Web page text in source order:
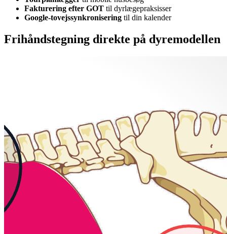
Fakturering efter GOT til dyrlægepraksisser
Google-tovejssynkronisering til din kalender
Frihåndstegning direkte på dyremodellen